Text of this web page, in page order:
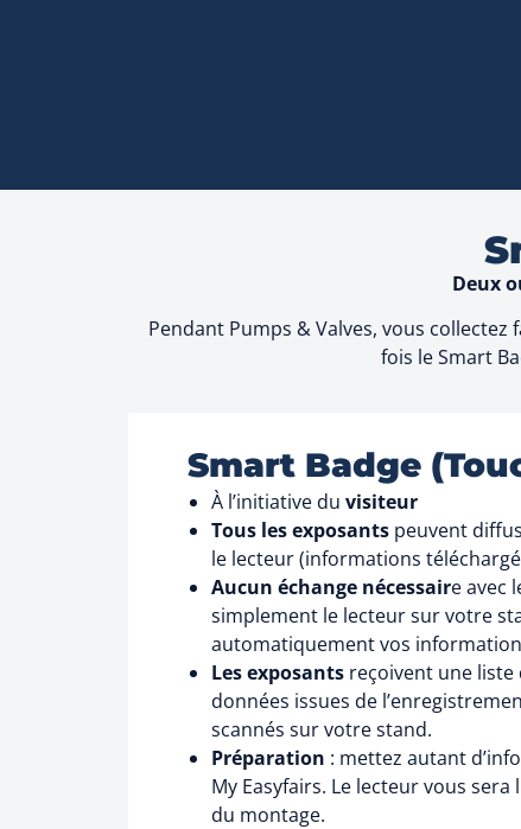
Deux
Pendant Pumps & Valves, vous
fois le Smart
Smart Badge
À l’initiative du visiteur
Tous les exposantspeuvent
le lecteur (informations
Aucun échange nécessaire avec
simplement le lecteur sur votre
automatiquement vos
Les exposantsreçoivent une liste
données issues de
scannés sur votre stand.
Préparation : mettez autant
My Easyfairs. Le lecteur vous
du montage.